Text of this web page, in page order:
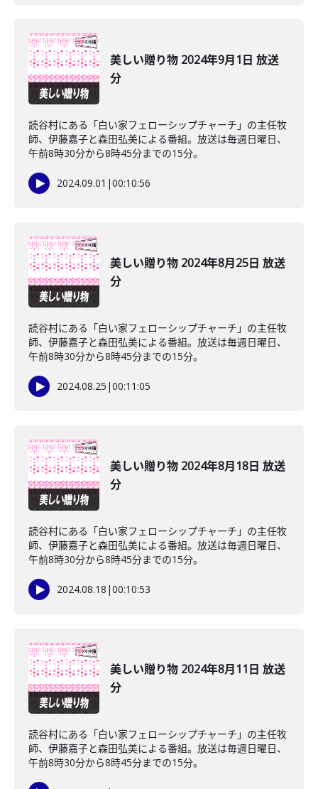
美しい贈り物 2024年9月1日 放送
分
読谷村にある「白い家フェローシップチャーチ」の主任牧
師、伊藤嘉子と森田弘美による番組。放送は毎週日曜日、
午前8時30分から8時45分までの15分。
2024.09.01 |00:10:56
美しい贈り物 2024年8月25日 放送
分
読谷村にある「白い家フェローシップチャーチ」の主任牧
師、伊藤嘉子と森田弘美による番組。放送は毎週日曜日、
午前8時30分から8時45分までの15分。
2024.08.25 |00:11:05
美しい贈り物 2024年8月18日 放送
分
読谷村にある「白い家フェローシップチャーチ」の主任牧
師、伊藤嘉子と森田弘美による番組。放送は毎週日曜日、
午前8時30分から8時45分までの15分。
2024.08.18 |00:10:53
美しい贈り物 2024年8月11日 放送
分
読谷村にある「白い家フェローシップチャーチ」の主任牧
師、伊藤嘉子と森田弘美による番組。放送は毎週日曜日、
午前8時30分から8時45分までの15分。